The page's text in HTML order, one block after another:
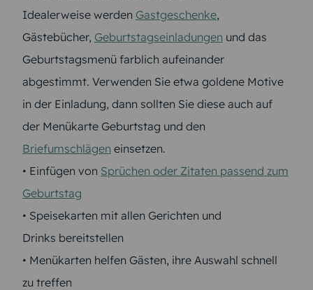
Idealerweise werden Gastgeschenke,
Gästebücher, Geburtstagseinladungen und das
Geburtstagsmenü farblich aufeinander
abgestimmt. Verwenden Sie etwa goldene Motive
in der Einladung, dann sollten Sie diese auch auf
der Menükarte Geburtstag und den
Briefumschlägen einsetzen.
• Einfügen von Sprüchen oder Zitaten passend zum
Geburtstag
• Speisekarten mit allen Gerichten und
Drinks bereitstellen
• Menükarten helfen Gästen, ihre Auswahl schnell
zu treffen